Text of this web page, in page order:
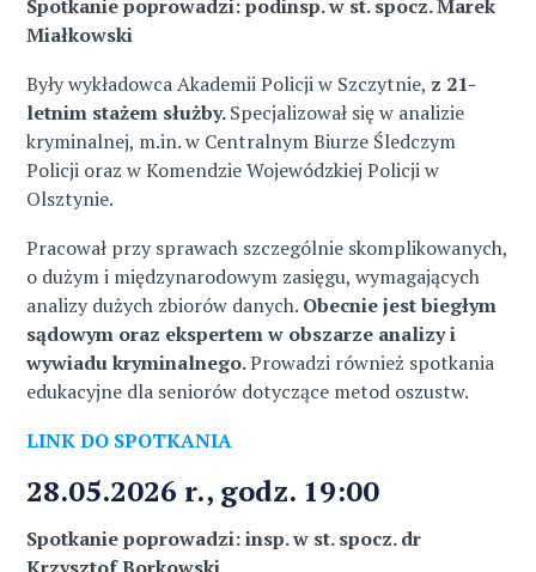
Spotkanie poprowadzi: podinsp. w st. spocz. Marek
Miałkowski
Były wykładowca Akademii Policji w Szczytnie, z 21-
letnim stażem służby.Specjalizował się w analizie
kryminalnej, m.in. w Centralnym Biurze Śledczym
Policji oraz w Komendzie Wojewódzkiej Policji w
Olsztynie.
Pracował przy sprawach szczególnie skomplikowanych,
o dużym i międzynarodowym zasięgu, wymagających
analizy dużych zbiorów danych. Obecnie jest biegłym
sądowym oraz ekspertem w obszarze analizy i
wywiadu kryminalnego.Prowadzi również spotkania
edukacyjne dla seniorów dotyczące metod oszustw.
LINK DO SPOTKANIA
28.05.2026 r., godz. 19:00
Spotkanie poprowadzi: insp. w st. spocz. dr